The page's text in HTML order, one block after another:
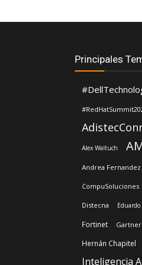
Principales
Alex Waltuch
Andrea Fernandez
CompuSoluciones
Distecna Eduardo
Fortinet Gartner
Hernán Chapitel
Inteligencia